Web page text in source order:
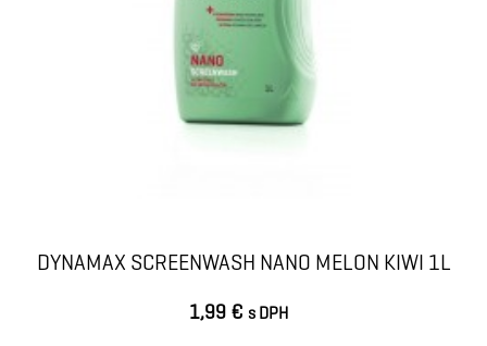
DYNAMAX SCREENWASH NANO MELON KIWI 1L
1,99 € s DPH